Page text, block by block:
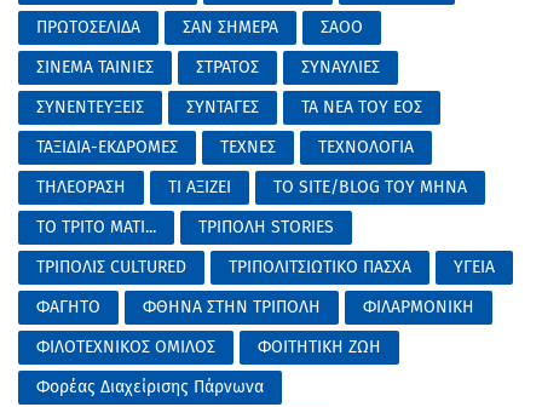
ΠΡΩΤΟΣΕΛΙΔΑ
ΣΑΝ ΣΗΜΕΡΑ
ΣΑΟΟ
ΣΙΝΕΜΑ ΤΑΙΝΙΕΣ
ΣΤΡΑΤΟΣ
ΣΥΝΑΥΛΙΕΣ
ΣΥΝΕΝΤΕΥΞΕΙΣ
ΣΥΝΤΑΓΕΣ
ΤΑ ΝΕΑ ΤΟΥ ΕΟΣ
ΤΑΞΙΔΙΑ-ΕΚΔΡΟΜΕΣ
ΤΕΧΝΕΣ
ΤΕΧΝΟΛΟΓΙΑ
ΤΗΛΕΟΡΑΣΗ
ΤΙ ΑΞΙΖΕΙ
ΤΟ SITE/BLOG ΤΟΥ ΜΗΝΑ
ΤΟ ΤΡΙΤΟ ΜΑΤΙ...
ΤΡΙΠΟΛΗ STORIES
ΤΡΙΠΟΛΙΣ CULTURED
ΤΡΙΠΟΛΙΤΣΙΩΤΙΚΟ ΠΑΣΧΑ
ΥΓΕΙΑ
ΦΑΓΗΤΟ
ΦΘΗΝΑ ΣΤΗΝ ΤΡΙΠΟΛΗ
ΦΙΛΑΡΜΟΝΙΚΗ
ΦΙΛΟΤΕΧΝΙΚΟΣ ΟΜΙΛΟΣ
ΦΟΙΤΗΤΙΚΗ ΖΩΗ
Φορέας Διαχείρισης Πάρνωνα